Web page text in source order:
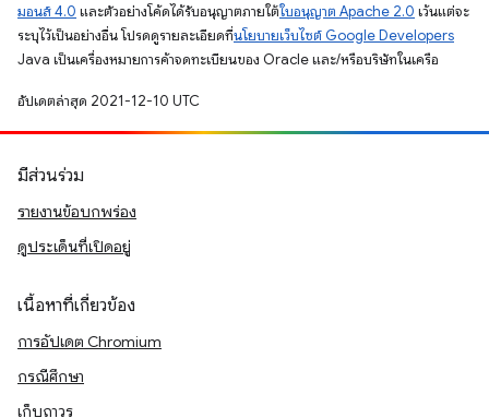
มอนส์ 4.0 และตัวอย่างโค้ดได้รับอนุญาตภายใต้ใบอนุญาต Apache 2.0 เว้นแต่จะ
ระบุไว้เป็นอย่างอื่น โปรดดูรายละเอียดที่นโยบายเว็บไซต์ Google Developers
Java เป็นเครื่องหมายการค้าจดทะเบียนของ Oracle และ/หรือบริษัทในเครือ
อัปเดตล่าสุด 2021-12-10 UTC
มีส่วนร่วม
รายงานข้อบกพร่อง
ดูประเด็นที่เปิดอยู่
เนื้อหาที่เกี่ยวข้อง
การอัปเดต Chromium
กรณีศึกษา
เก็บถาวร